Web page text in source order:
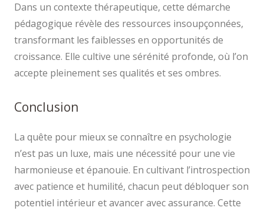
Dans un contexte thérapeutique, cette démarche
pédagogique révèle des ressources insoupçonnées,
transformant les faiblesses en opportunités de
croissance. Elle cultive une sérénité profonde, où l’on
accepte pleinement ses qualités et ses ombres.
Conclusion
La quête pour mieux se connaître en psychologie
n’est pas un luxe, mais une nécessité pour une vie
harmonieuse et épanouie. En cultivant l’introspection
avec patience et humilité, chacun peut débloquer son
potentiel intérieur et avancer avec assurance. Cette